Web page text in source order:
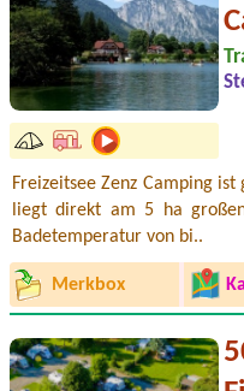
Freizeitsee Zenz Camping
liegt direkt am 5 ha
Badetemperatur von bi..
Merkbox